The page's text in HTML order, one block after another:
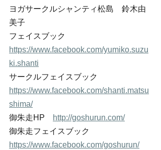
ヨガサークルシャンティ松島　鈴木由
美子
フェイスブック
https://www.facebook.com/yumiko.suzu
ki.shanti
サークルフェイスブック
https://www.facebook.com/shanti.matsu
shima/
御朱走HP
http://goshurun.com/
御朱走フェイスブック
https://www.facebook.com/goshurun/